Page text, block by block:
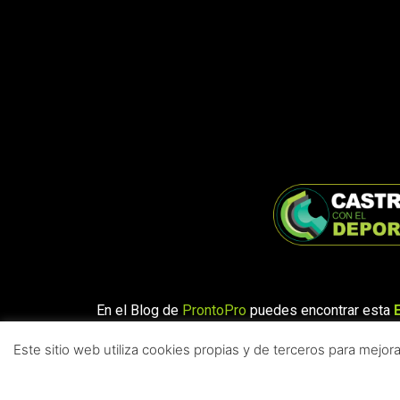
En el Blog de ProntoPro puedes encontrar esta
TODOS LOS
Este sitio web utiliza cookies propias y de terceros para